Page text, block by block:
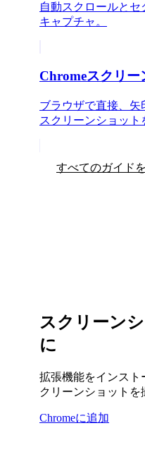
自動スクロールと
キャプチャ。
Chromeスクリ
ブラウザで直接、
スクリーンショット
すべてのガイド
スクリーン
に
拡張機能をインスト
クリーンショットを
Chromeに追加